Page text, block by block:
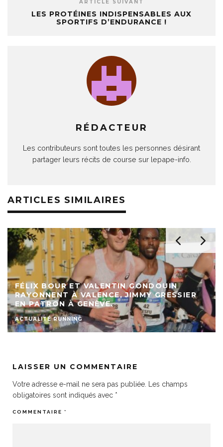
ARTICLE SUIVANT
LES PROTÉINES INDISPENSABLES AUX
SPORTIFS D’ENDURANCE !
RÉDACTEUR
Les contributeurs sont toutes les personnes désirant
partager leurs récits de course sur lepape-info.
ARTICLES SIMILAIRES
FÉLIX BOUR ET VALENTIN GONDOUIN
RAYONNENT À VALENCE, JIMMY GRESSIER
EN PATRON À GENÈVE.
ACTUALITÉ RUNNING
LAISSER UN COMMENTAIRE
Votre adresse e-mail ne sera pas publiée.
Les champs
obligatoires sont indiqués avec *
COMMENTAIRE *